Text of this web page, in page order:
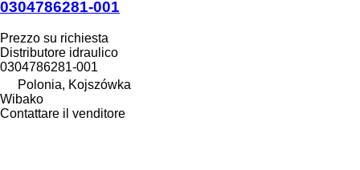
0304786281-001
Prezzo su richiesta
Distributore idraulico
0304786281-001
Polonia, Kojszówka
Wibako
Contattare il venditore